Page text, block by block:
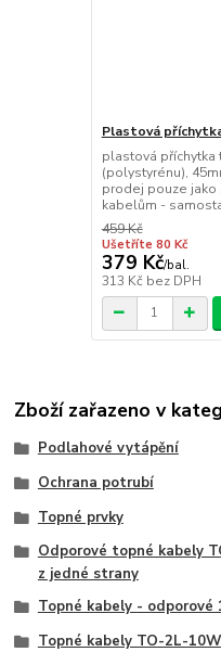
Plastová
plastová příchytka
(polystyrénu),
prodej pouze jako
kabelům -
459 Kč
Ušetříte 80 Kč
379 Kč/bal.
313 Kč bez DPH
Zboží zařazeno v
Podlahové vytápění
Ochrana potrubí
Topné prvky
Odporové topné kabely
z jedné strany
Topné kabely - odporové
Topné kabely TO-2L-